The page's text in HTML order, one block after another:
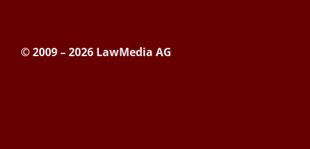
© 2009 – 2026 LawMedia AG